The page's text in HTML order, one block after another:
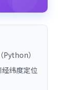
）
纬度定位